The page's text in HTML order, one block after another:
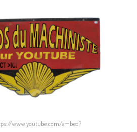
www.youtube.com/embed?